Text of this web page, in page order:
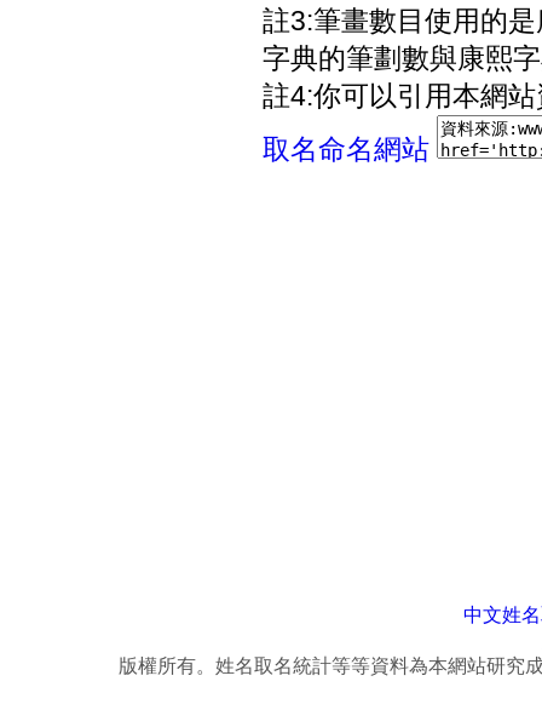
註3:筆畫數目使用的
字典的筆劃數與康熙
註4:你可以引用本網
取名命名網站
中文姓
版權所有。姓名取名統計等等資料為本網站研究